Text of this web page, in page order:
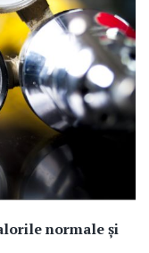
normale și